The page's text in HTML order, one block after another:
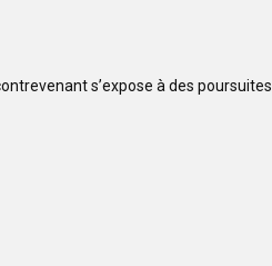
s’expose à des poursuites.